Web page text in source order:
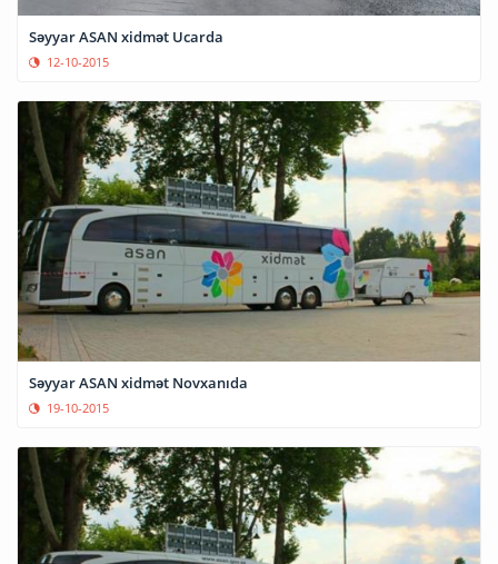
Səyyar ASAN xidmət Ucarda
12-10-2015
Səyyar ASAN xidmət Novxanıda
19-10-2015